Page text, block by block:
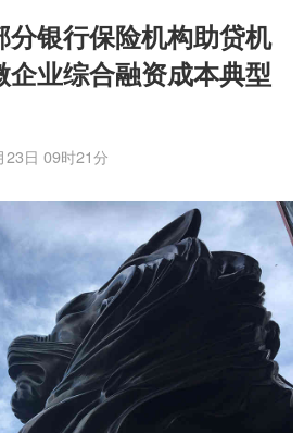
分银行保险机构助贷机
业综合融资成本典型
23日 09时21分